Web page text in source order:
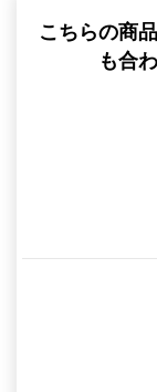
こちらの商
も合